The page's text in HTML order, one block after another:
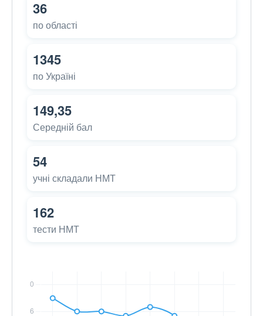
36
по області
1345
по Україні
149,35
Середній бал
54
учні складали НМТ
162
тести НМТ